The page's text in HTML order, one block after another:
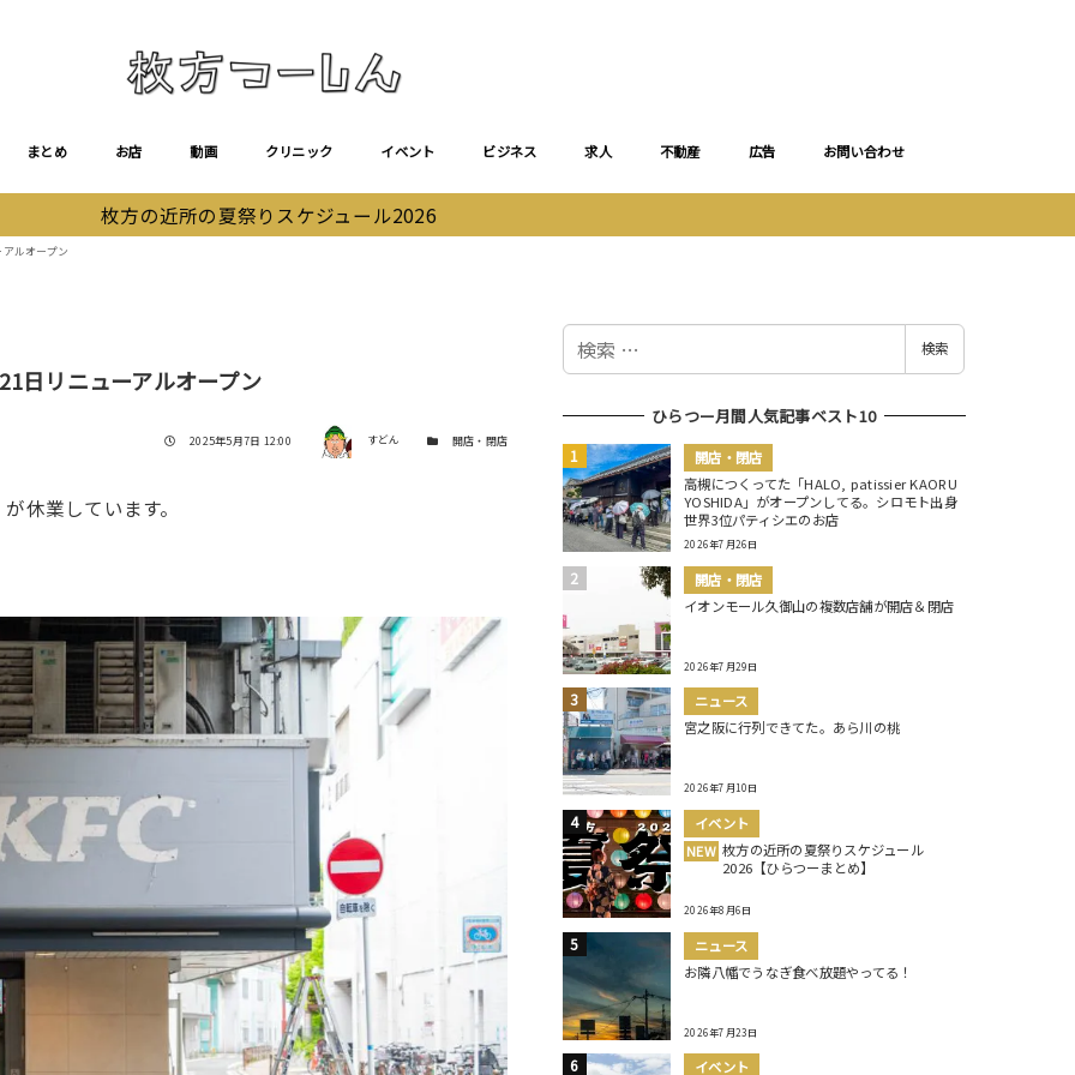
まとめ お店 動画 クリニック イベント ビジネス 求人 不動産 広告 お問い合わせ
枚方の近所の夏祭りスケジュール2026
ルオープン
日リニューアルオープン
投稿日
2025年5月7日 12:00 著者 すどん カテゴリー開店・閉店
休業しています。
検
検索
ひらつー月間人気記事ベスト10
開店・閉店
高槻につくってた「HALO, patissier KAORU
YOSHIDA」がオープンしてる。シロモト出身
世界3位パティシエのお店
2026年7月26日
開店・閉店
イオンモール久御山の複数店舗が開店＆閉店
2026年7月29日
ニュース
宮之阪に行列できてた。あら川の桃
2026年7月10日
イベント
NEW 枚方の近所の夏祭りスケジュール
2026【ひらつーまとめ】
2026年8月6日
ニュース
お隣八幡でうなぎ食べ放題やってる！
2026年7月23日
イベント